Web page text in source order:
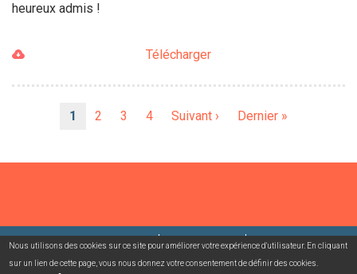
heureux admis !
Télécharger
Page
1 Page
2 Page
3 Page
4
Page
Suivant ›
Dernière
Dernier »
©2026 USACcgt Mentions légales Contact
Nous utilisons des cookies sur ce site pour améliorer votre expérience d'utilisateur. En cliquant
sur un lien de cette page, vous nous donnez votre consentement de définir des cookies.